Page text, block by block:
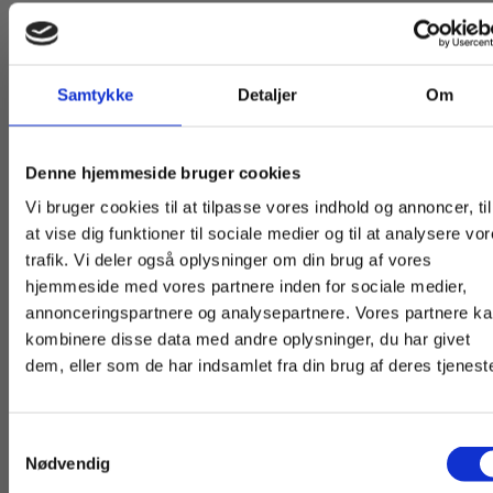
Samtykke Detaljer Om
Denne hjemmeside bruger cookies
Vi bruger cookies til at tilpasse vores indhold og annoncer, til
at vise dig funktioner til sociale medier og til at analysere
trafik. Vi deler også oplysninger om din brug af vores
hjemmeside med vores partnere inden for sociale medier,
annonceringspartnere og analysepartnere. Vores partnere
kombinere disse data med andre oplysninger, du har givet
dem, eller som de har indsamlet fra din brug af deres
Nødvendig
Titler i serien
På sporet af velfærdsstaten
Nyhed
Forudbestilling
På sporet af det
Fortsæt som:
For privatkunder og
studerende. Du får
vist priser inkl.
For institutioner og
virksomheder. Du
får vist priser ekskl.